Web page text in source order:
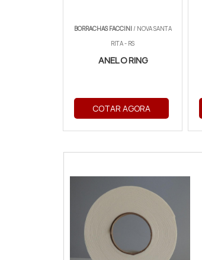
BORRACHAS FACCINI/ NOVA SANTA
RITA - RS
ANEL O RING
COTAR AGORA